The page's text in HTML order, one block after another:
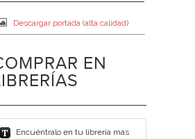
Descargar portada (alta calidad)
EN
Encuéntralo en tu librería más